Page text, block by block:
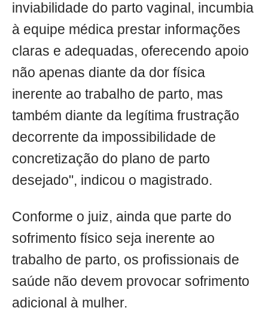
inviabilidade do parto vaginal, incumbia
à equipe médica prestar informações
claras e adequadas, oferecendo apoio
não apenas diante da dor física
inerente ao trabalho de parto, mas
também diante da legítima frustração
decorrente da impossibilidade de
concretização do plano de parto
desejado", indicou o magistrado.
Conforme o juiz, ainda que parte do
sofrimento físico seja inerente ao
trabalho de parto, os profissionais de
saúde não devem provocar sofrimento
adicional à mulher.